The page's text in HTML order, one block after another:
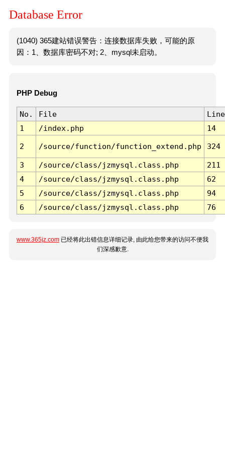
Database Error
(1040) 365建站错误警告：连接数据库失败，可能的原
因：1、数据库密码不对; 2、mysql未启动。
PHP Debug
No. File
Line
1
/index.php 14
2 /source/function/function_extend.php 324
3 /source/class/jzmysql.class.php
211
4
/source/class/jzmysql.class.php
62
5
/source/class/jzmysql.class.php
94
6
/source/class/jzmysql.class.php 76
www.365jz.com 已经将此出错信息详细记录, 由此给您带来的访问不便我
们深感歉意.